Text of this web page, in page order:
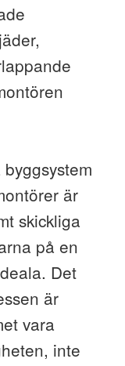
är
skickliga
på en
Det
är
vara
inte